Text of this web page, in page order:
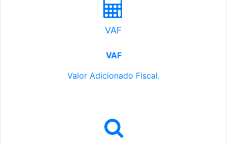
VAF
VAF
Valor Adicionado Fiscal.